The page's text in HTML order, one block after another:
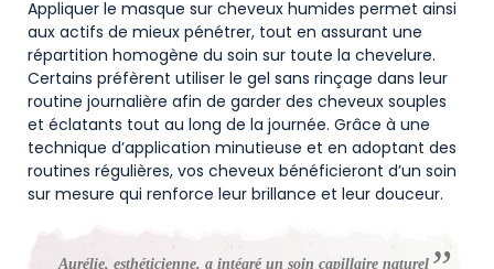
Appliquer le masque sur cheveux humides permet ainsi
aux actifs de mieux pénétrer, tout en assurant une
répartition homogène du soin sur toute la chevelure.
Certains préfèrent utiliser le gel sans rinçage dans leur
routine journalière afin de garder des cheveux souples
et éclatants tout au long de la journée. Grâce à une
technique d’application minutieuse et en adoptant des
routines régulières, vos cheveux bénéficieront d’un soin
sur mesure qui renforce leur brillance et leur douceur.
Aurélie, esthéticienne, a intégré un soin capillaire naturel